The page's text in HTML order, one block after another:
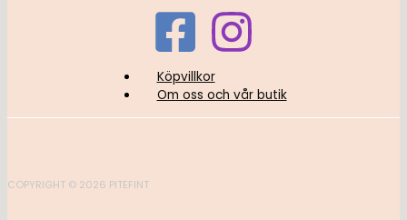
Köpvillkor
Om oss och vår butik
COPYRIGHT © 2026 PITEFINT